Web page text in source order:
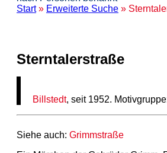
Start» Erweiterte Suche »
Sterntalerstraße
Billstedt, seit 1952.
Siehe auch: Grimmstraße